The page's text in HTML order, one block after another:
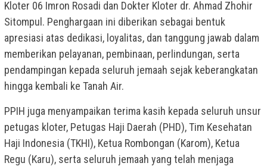
Kloter 06 Imron Rosadi dan Dokter Kloter dr. Ahmad Zhohir
Sitompul. Penghargaan ini diberikan sebagai bentuk
apresiasi atas dedikasi, loyalitas, dan tanggung jawab dalam
memberikan pelayanan, pembinaan, perlindungan, serta
pendampingan kepada seluruh jemaah sejak keberangkatan
hingga kembali ke Tanah Air.
PPIH juga menyampaikan terima kasih kepada seluruh unsur
petugas kloter, Petugas Haji Daerah (PHD), Tim Kesehatan
Haji Indonesia (TKHI), Ketua Rombongan (Karom), Ketua
Regu (Karu), serta seluruh jemaah yang telah menjaga